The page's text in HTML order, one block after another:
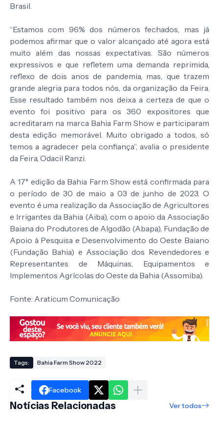
Brasil.
“Estamos com 96% dos números fechados, mas já
podemos afirmar que o valor alcançado até agora está
muito além das nossas expectativas. São números
expressivos e que refletem uma demanda reprimida,
reflexo de dois anos de pandemia, mas, que trazem
grande alegria para todos nós, da organização da Feira.
Esse resultado também nos deixa a certeza de que o
evento foi positivo para os 360 expositores que
acreditaram na marca Bahia Farm Show e participaram
desta edição memorável. Muito obrigado a todos, só
temos a agradecer pela confiança”, avalia o presidente
da Feira, Odacil Ranzi.
A 17ª edição da Bahia Farm Show está confirmada para
o período de 30 de maio a 03 de junho de 2023. O
evento é uma realização da Associação de Agricultores
e Irrigantes da Bahia (Aiba), com o apoio da Associação
Baiana do Produtores de Algodão (Abapa), Fundação de
Apoio à Pesquisa e Desenvolvimento do Oeste Baiano
(Fundação Bahia) e Associação dos Revendedores e
Representantes de Máquinas, Equipamentos e
Implementos Agrícolas do Oeste da Bahia (Assomiba).
Fonte: Araticum Comunicação
Tags: Bahia Farm Show 2022
Facebook
Notícias Relacionadas Ver todos